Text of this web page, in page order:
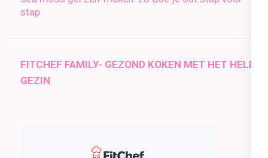
stap
FITCHEF FAMILY- GEZOND KOKEN MET HET HELE
GEZIN